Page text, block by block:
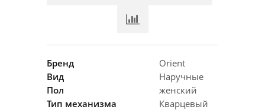
Бренд
Orient
Вид
Наручные
Пол
женский
Тип механизма
Кварцевый